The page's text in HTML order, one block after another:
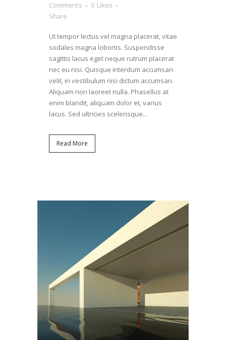
Comments
0 Likes
Share
Ut tempor lectus vel magna placerat, vitae
sodales magna lobortis. Suspendisse
sagittis lacus eget neque rutrum placerat
nec eu nisi. Quisque interdum accumsan
velit, in vestibulum nisi dictum accumsan.
Aliquam non laoreet nulla. Phasellus at
enim blandit, aliquam dolor et, varius
lacus. Sed ultricies scelerisque...
Read More